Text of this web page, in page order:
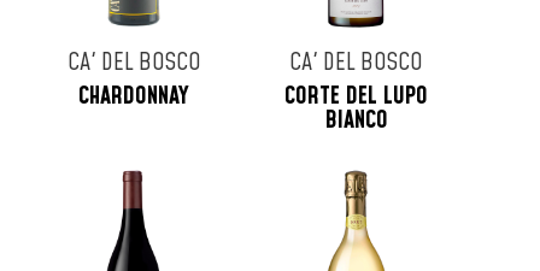
CA' DEL BOSCO
CHARDONNAY
CA' DEL BOSCO
CORTE DEL LUPO
BIANCO